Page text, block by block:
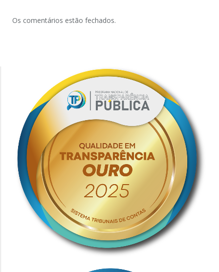
Os comentários estão fechados.